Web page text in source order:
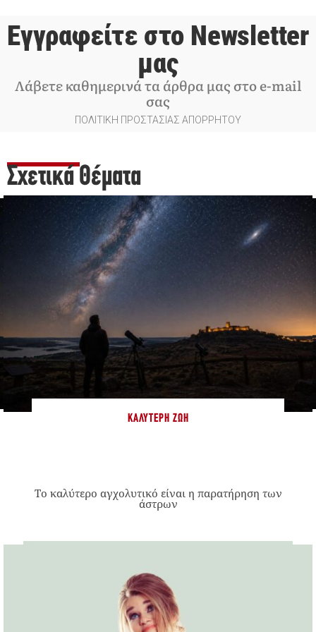
Εγγραφείτε στο Newsletter
μας
Λάβετε καθημερινά τα άρθρα μας στο e-mail
σας
ΠΟΛΙΤΙΚΗ ΠΡΟΣΤΑΣΙΑΣ ΑΠΟΡΡΗΤΟΥ
Σχετικά Θέματα
ΚΑΛΎΤΕΡΗ ΖΩΉ
Το καλύτερο αγχολυτικό είναι η παρατήρηση των
άστρων